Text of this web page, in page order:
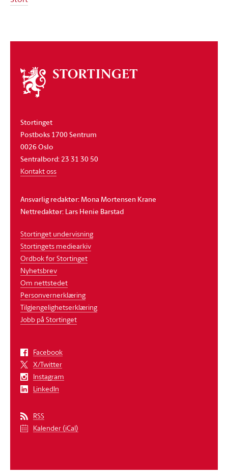
Om
stortinget
Stortinget
Postboks 1700 Sentrum
0026 Oslo
Sentralbord: 23 31 30 50
Kontakt oss
Ansvarlig redaktør: Mona Mortensen Krane
Nettredaktør: Lars Henie Barstad
Stortinget undervisning
Stortingets mediearkiv
Ordbok for Stortinget
Nyhetsbrev
Om nettstedet
Personvernerklæring
Tilgjengelighetserklæring
Jobb på Stortinget
Facebook
X/Twitter
Instagram
LinkedIn
RSS
Kalender (iCal)